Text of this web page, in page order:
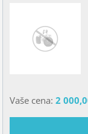
Vaše cena: 2